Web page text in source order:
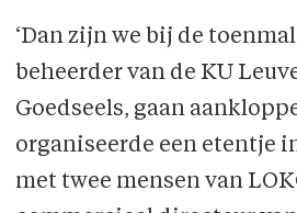
‘Dan zijn we bij de
beheerder van de KU
Goedseels, gaan
organiseerde een etentje
met twee mensen van